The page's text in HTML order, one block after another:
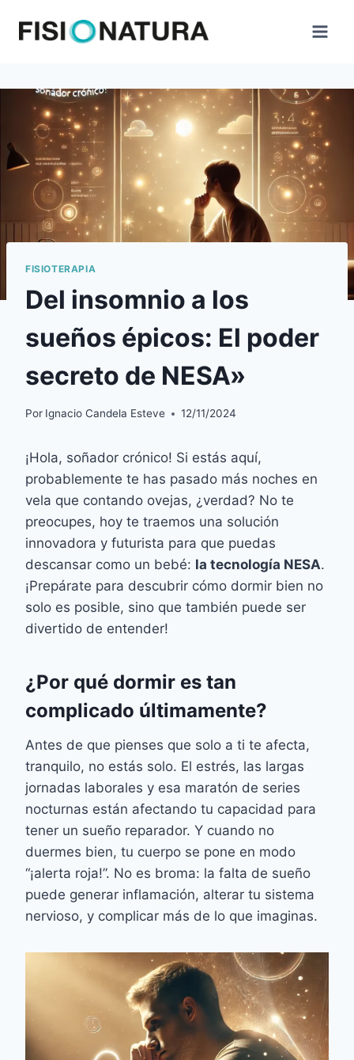
FISIOTERAPIA
Del insomnio a los
sueños épicos: El poder
secreto de NESA»
Por Ignacio Candela Esteve 12/11/2024
¡Hola, soñador crónico! Si estás aquí,
probablemente te has pasado más noches en
vela que contando ovejas, ¿verdad? No te
preocupes, hoy te traemos una solución
innovadora y futurista para que puedas
descansar como un bebé: la tecnología NESA.
¡Prepárate para descubrir cómo dormir bien no
solo es posible, sino que también puede ser
divertido de entender!
¿Por qué dormir es tan
complicado últimamente?
Antes de que pienses que solo a ti te afecta,
tranquilo, no estás solo. El estrés, las largas
jornadas laborales y esa maratón de series
nocturnas están afectando tu capacidad para
tener un sueño reparador. Y cuando no
duermes bien, tu cuerpo se pone en modo
“¡alerta roja!”. No es broma: la falta de sueño
puede generar inflamación, alterar tu sistema
nervioso, y complicar más de lo que imaginas​.